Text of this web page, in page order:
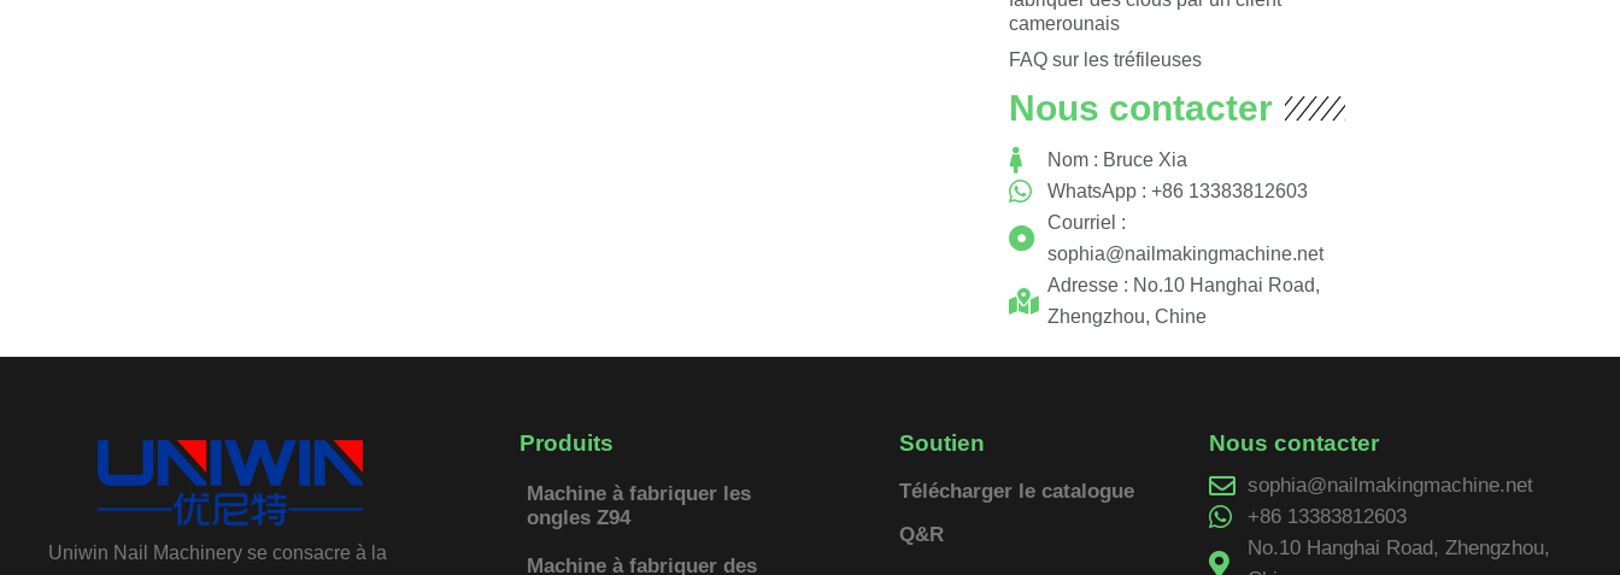
camerounais
FAQ sur les tréfileuses
Nous contacter
Nom : Bruce Xia
WhatsApp : +86 13383812603
Courriel :
sophia@nailmakingmachine.net
Adresse : No.10 Hanghai Road,
Zhengzhou, Chine
Uniwin Nail Machinery se consacre à la
Produits
Machine à fabriquer les
ongles Z94
Machine à fabriquer des
Soutien
Télécharger le catalogue
Q&R
Nous contacter
sophia@nailmakingmachine.net
+86 13383812603
No.10 Hanghai Road, Zhengzhou,